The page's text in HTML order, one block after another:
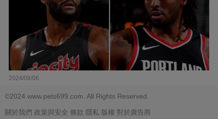
2024/08/06
©2024 www.pets699.com. All Rights Reserved.
關於我們 政策與安全 條款 隱私 版權 對於廣告商